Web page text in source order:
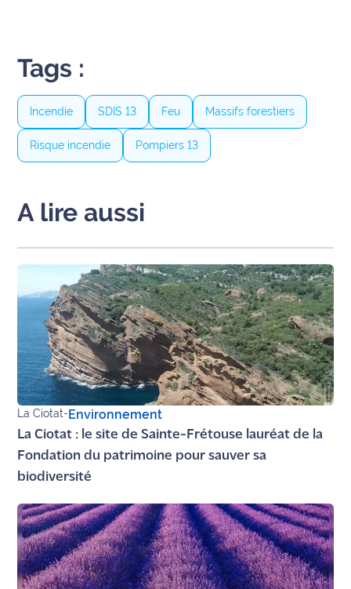
L'invité(e)
rédaction
Coup de
Fil
L'anecdote
de Jeff
C'est
mon
club
Les
Coachs
Maritima
plan
sortie
Nous
contacter
Tags :
Incendie SDIS 13 Feu Massifs forestiers
Risque incendie Pompiers 13
A lire aussi
La Ciotat-Environnement
La Ciotat : le site de Sainte-Frétouse lauréat de la
Fondation du patrimoine pour sauver sa
biodiversité